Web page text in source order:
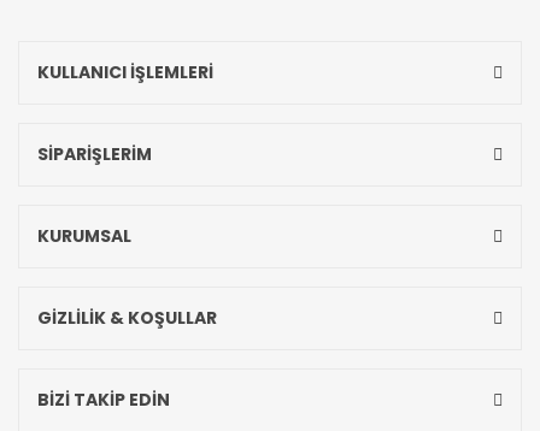
KULLANICI İŞLEMLERİ
SİPARİŞLERİM
KURUMSAL
GİZLİLİK & KOŞULLAR
BİZİ TAKİP EDİN